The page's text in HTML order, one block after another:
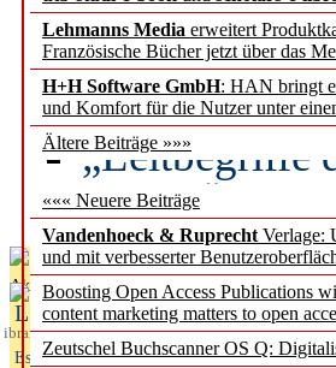
Lehmanns Media erweitert
Französische Bücher jetzt über das
H+H Software GmbH: HAN bringt
und Komfort für die Nutzer unter
Ältere Beiträge »»»
««« Neuere Beiträge
Vandenhoeck & Ruprecht Verlage:
und mit verbesserter
Boosting Open Access Publications
content marketing matters to open
Zeutschel Buchscanner OS Q:
Künstliche
besser zu
„Leitbegriffe
des BIÖG
Aktuelles aus
L
ibrary
Essentials